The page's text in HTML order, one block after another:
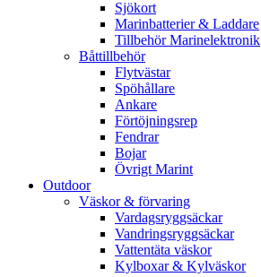
Sjökort
Marinbatterier & Laddare
Tillbehör Marinelektronik
Båttillbehör
Flytvästar
Spöhållare
Ankare
Förtöjningsrep
Fendrar
Bojar
Övrigt Marint
Outdoor
Väskor & förvaring
Vardagsryggsäckar
Vandringsryggsäckar
Vattentäta väskor
Kylboxar & Kylväskor